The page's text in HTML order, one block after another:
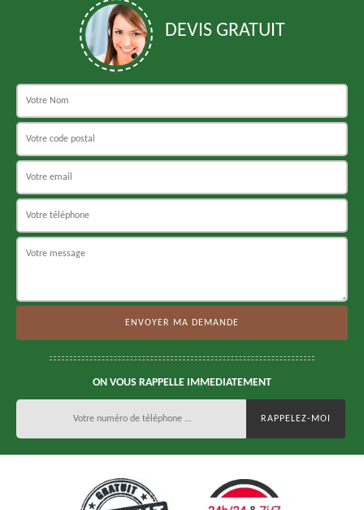
DEVIS GRATUIT
ON VOUS RAPPELLE IMMEDIATEMENT